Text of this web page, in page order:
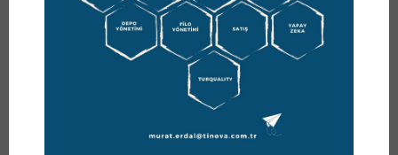
Önceki Yazı
17 Ağustos 2021
Sonraki Yazı
Tedarik
Zincirlerinde İş
Süreçleri ve